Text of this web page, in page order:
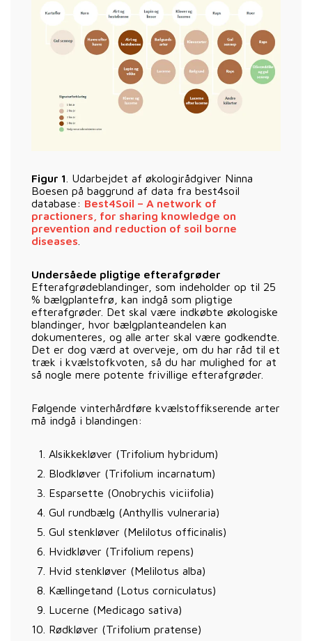
Figur 1
. Udarbejdet af økologirådgiver Ninna
Boesen på baggrund af data fra best4soil
database: Best4Soil – A network of
practioners, for sharing knowledge on
prevention and reduction of soil borne
diseases
Undersåede pligtige efterafgrøder
Efterafgrødeblandinger, som indeholder op til 25
% bælgplantefrø, kan indgå som pligtige
efterafgrøder. Det skal være indkøbte økologiske
blandinger, hvor bælgplanteandelen kan
dokumenteres, og alle arter skal være godkendte.
Det er dog værd at overveje, om du har råd til et
træk i kvælstofkvoten, så du har mulighed for at
så nogle mere potente frivillige efterafgrøder.
Følgende vinterhårdføre kvælstoffikserende arter
må indgå i blandingen:
Alsikkekløver (Trifolium hybridum)
Blodkløver (Trifolium incarnatum)
Esparsette (Onobrychis viciifolia)
Gul rundbælg (Anthyllis vulneraria)
Gul stenkløver (Melilotus officinalis)
Hvidkløver (Trifolium repens)
Hvid stenkløver (Melilotus alba)
Kællingetand (Lotus corniculatus)
Lucerne (Medicago sativa)
Rødkløver (Trifolium pratense)